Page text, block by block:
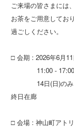
ご来場の皆さまには
お茶をご用意してお
過ごしください。
□ 会期 : 2026年6月
11:00 - 17:00
14日(日)のみ フ
終日在廊
□ 会場 : 神山町アト